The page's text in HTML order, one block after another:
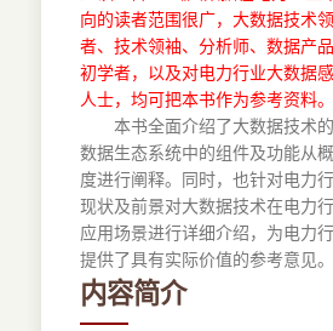
向的读者范围很广，大数据技术
者、技术领袖、分析师、数据产
初学者，以及对电力行业大数据
人士，均可把本书作为参考资料。
本书全面介绍了大数据技术的
数据生态系统中的组件及功能从
度进行阐释。同时，也针对电力
现状及前景对大数据技术在电力
应用场景进行详细介绍，为电力
提供了具有实际价值的参考意见。
内容简介